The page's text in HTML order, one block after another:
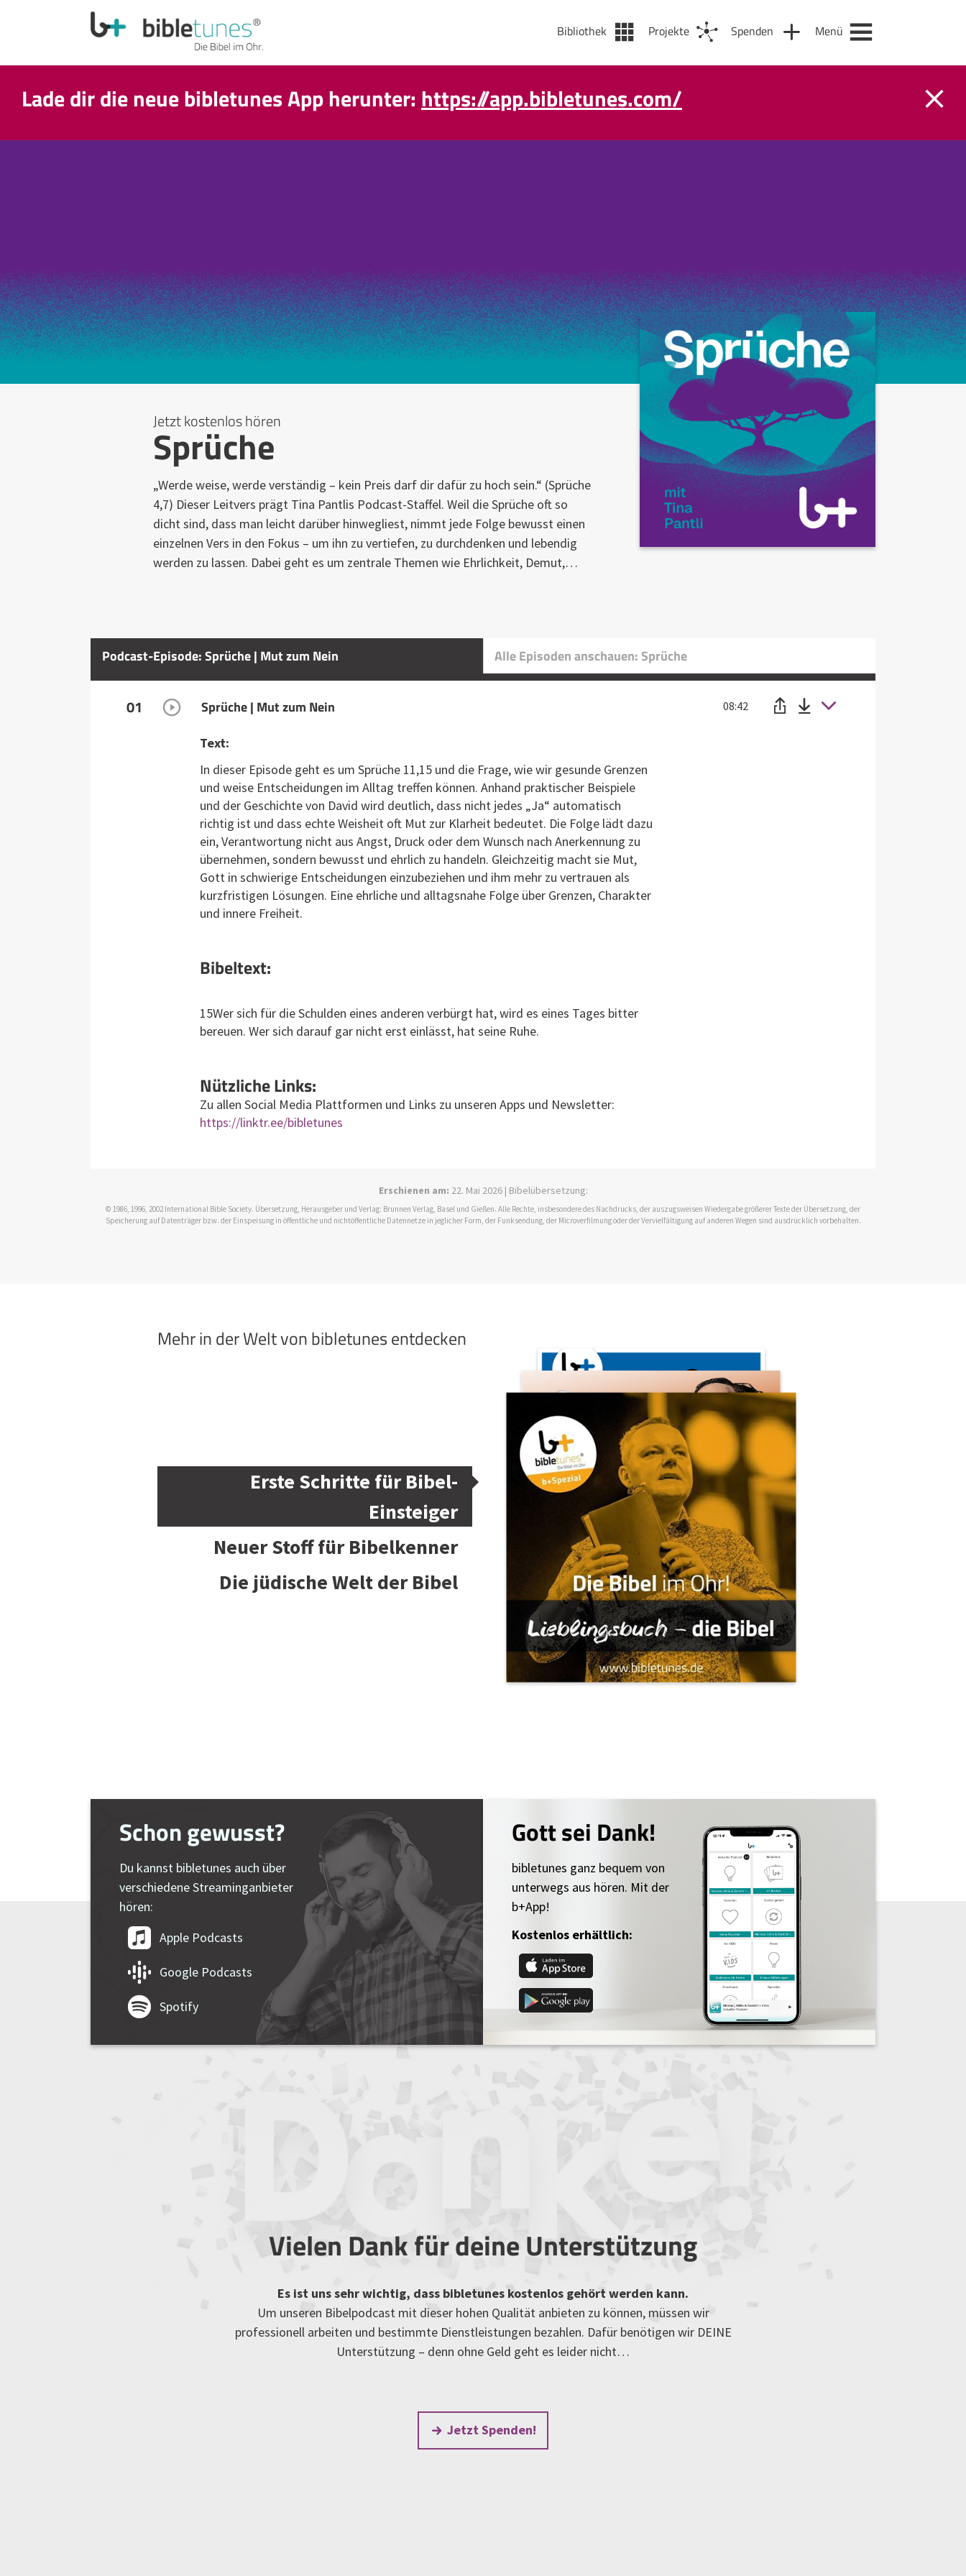
Bibliothek Projekte Spenden Menü
Lade dir die neue bibletunes App herunter: https://app.bibletunes.com/
Jetzt kostenlos hören
Sprüche
„Werde weise, werde verständig – kein Preis darf dir dafür zu hoch sein.“ (Sprüche
4,7) Dieser Leitvers prägt Tina Pantlis Podcast-Staffel. Weil die Sprüche oft so
dicht sind, dass man leicht darüber hinwegliest, nimmt jede Folge bewusst einen
einzelnen Vers in den Fokus – um ihn zu vertiefen, zu durchdenken und lebendig
werden zu lassen. Dabei geht es um zentrale Themen wie Ehrlichkeit, Demut,…
Podcast-Episode: Sprüche | Mut zum Nein Alle Episoden anschauen: Sprüche
01 Sprüche | Mut zum Nein 08:42
Text:
In dieser Episode geht es um Sprüche 11,15 und die Frage, wie wir gesunde Grenzen
und weise Entscheidungen im Alltag treffen können. Anhand praktischer Beispiele
und der Geschichte von David wird deutlich, dass nicht jedes „Ja“ automatisch
richtig ist und dass echte Weisheit oft Mut zur Klarheit bedeutet. Die Folge lädt dazu
ein, Verantwortung nicht aus Angst, Druck oder dem Wunsch nach Anerkennung zu
übernehmen, sondern bewusst und ehrlich zu handeln. Gleichzeitig macht sie Mut,
Gott in schwierige Entscheidungen einzubeziehen und ihm mehr zu vertrauen als
kurzfristigen Lösungen. Eine ehrliche und alltagsnahe Folge über Grenzen, Charakter
und innere Freiheit.
Bibeltext:
15Wer sich für die Schulden eines anderen verbürgt hat, wird es eines Tages bitter
bereuen. Wer sich darauf gar nicht erst einlässt, hat seine Ruhe.
Nützliche Links:
Zu allen Social Media Plattformen und Links zu unseren Apps und Newsletter:
https://linktr.ee/bibletunes
Erschienen am: 22. Mai 2026 | Bibelübersetzung:
© 1986, 1996, 2002 International Bible Society. Übersetzung, Herausgeber und Verlag: Brunnen Verlag, Basel und Gießen. Alle Rechte, insbesondere des Nachdrucks, der auszugsweisen Wiedergabe größerer Texte der Übersetzung, der
Speicherung auf Datenträger bzw. der Einspeisung in öffentliche und nichtöffentliche Datennetze in jeglicher Form, der Funksendung, der Microverfilmung oder der Vervielfältigung auf anderen Wegen sind ausdrücklich vorbehalten.
Mehr in der Welt von bibletunes entdecken
Erste Schritte für Bibel-
Einsteiger
Neuer Stoff für Bibelkenner
Die jüdische Welt der Bibel
Schon gewusst?
Du kannst bibletunes auch über
verschiedene Streaminganbieter
hören:
Apple Podcasts
Google Podcasts
Spotify
Gott sei Dank!
bibletunes ganz bequem von
unterwegs aus hören. Mit der
b+App!
Kostenlos erhältlich:
Vielen Dank für deine Unterstützung
Es ist uns sehr wichtig, dass bibletunes kostenlos gehört werden kann.
Um unseren Bibelpodcast mit dieser hohen Qualität anbieten zu können, müssen wir
professionell arbeiten und bestimmte Dienstleistungen bezahlen. Dafür benötigen wir DEINE
Unterstützung – denn ohne Geld geht es leider nicht…
Jetzt Spenden!